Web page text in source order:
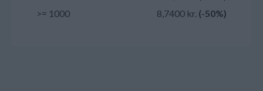
>= 1000
8,7400 kr. (-50%)